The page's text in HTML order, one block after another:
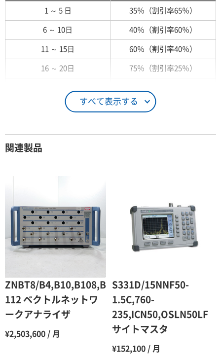
すべて表示する
1 ～ 5 日 35％（割引率65％）
6 ～ 10日 40％（割引率60％）
11 ～ 15日 60％（割引率40％）
16 ～ 20日 75％（割引率25％）
26日 ～ 1ヶ月 100％（割引率 0％）
3ヶ月 80％（割引率20％）
4ヶ月 75％（割引率25％）
6ヶ月
7ヶ月 60％（割引率 40％）
8ヶ月 55％（割引率45％）
9ヶ月 50％（割引率50％）
48％（割引率52％）
関連製品
ZNBT8/B4,B10,B108,B
112 ベクトルネットワ
ークアナライザ
¥2,503,600 / 月
S331D/15NNF50-
1.5C,760-
235,ICN50,OSLN50LF
サイトマスタ
¥152,100 / 月